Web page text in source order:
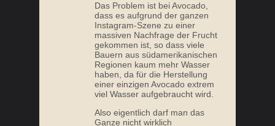
Das Problem ist bei Avocado,
dass es aufgrund der ganzen
Instagram-Szene zu einer
massiven Nachfrage der Frucht
gekommen ist, so dass viele
Bauern aus südamerikanischen
Regionen kaum mehr Wasser
haben, da für die Herstellung
einer einzigen Avocado extrem
viel Wasser aufgebraucht wird.
Also eigentlich darf man das
Ganze nicht wirklich